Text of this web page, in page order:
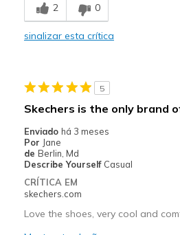
Stylish
Feels true to size
View On Shoes
2 0
sinalizar esta crítica
5
Skechers is the only brand
Enviado há 3 meses
Por Jane
de Berlin, Md
Describe Yourself Casual
CRÍTICA EM
skechers.com
Love the shoes, very cool and